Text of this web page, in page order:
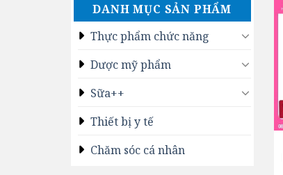
DANH MỤC SẢN PHẨM
Thực phẩm chức năng
Dược mỹ phẩm
Sữa++
Thiết bị y tế
Chăm sóc cá nhân